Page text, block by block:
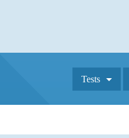
Tests